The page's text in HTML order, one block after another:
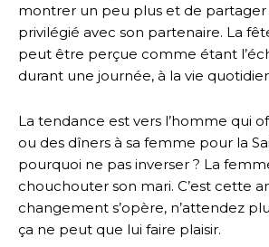
montrer un peu plus et de
privilégié avec son partenaire. La
peut être perçue comme étant
durant une journée, à la vie
La tendance est vers l’homme qui
ou des dîners à sa femme pour la
pourquoi ne pas inverser ? La
chouchouter son mari. C’est cette
changement s’opère, n’attendez
ça ne peut que lui faire plaisir.